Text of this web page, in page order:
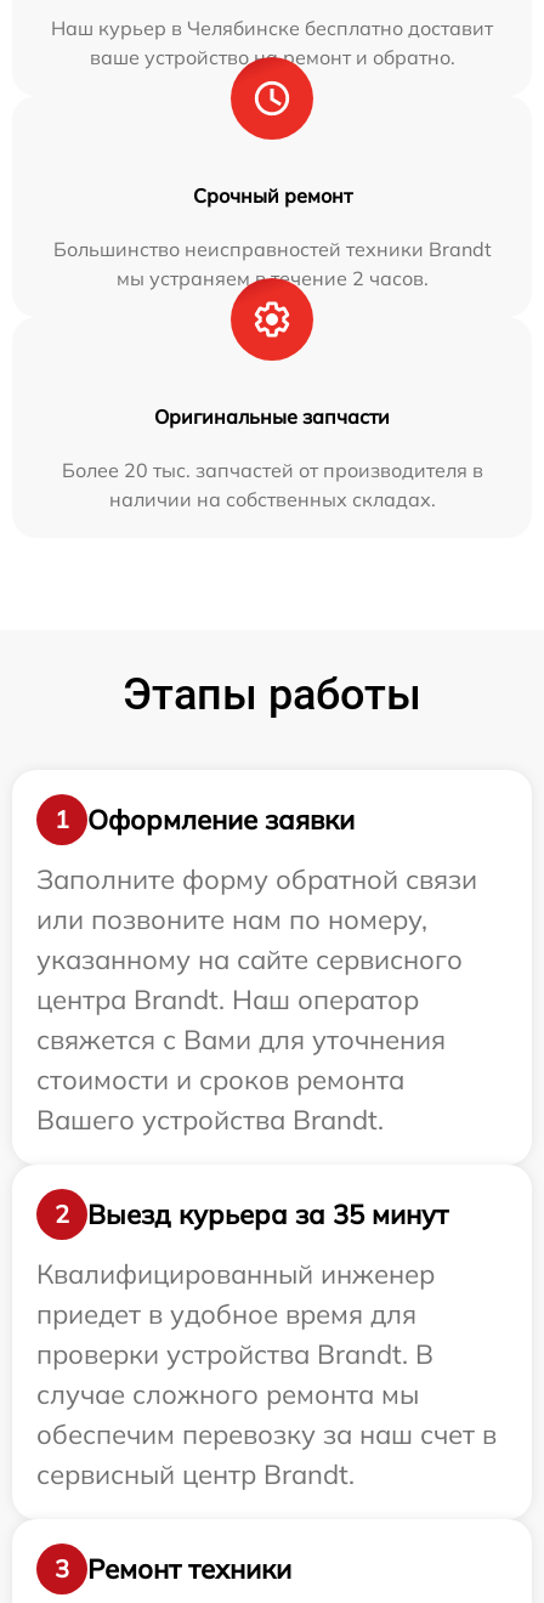
Наш курьер в Челябинске бесплатно доставит
ваше устройство на ремонт и обратно.
Срочный ремонт
Большинство неисправностей техники Brandt
мы устраняем в течение 2 часов.
Оригинальные запчасти
Более 20 тыс. запчастей от производителя в
наличии на собственных складах.
Этапы работы
1
Оформление заявки
Заполните форму обратной связи
или позвоните нам по номеру,
указанному на сайте сервисного
центра Brandt. Наш оператор
свяжется с Вами для уточнения
стоимости и сроков ремонта
Вашего устройства Brandt.
2
Выезд курьера за 35 минут
Квалифицированный инженер
приедет в удобное время для
проверки устройства Brandt. В
случае сложного ремонта мы
обеспечим перевозку за наш счет в
сервисный центр Brandt.
3 Ремонт техники